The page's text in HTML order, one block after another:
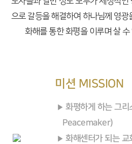
으로 갈등을 해결하여 하나님께 영광
화해를 통한화평을 이루며 살 수
미션 MISSION
화평하게 하는 그
Peacemaker)
화해센터가 되는